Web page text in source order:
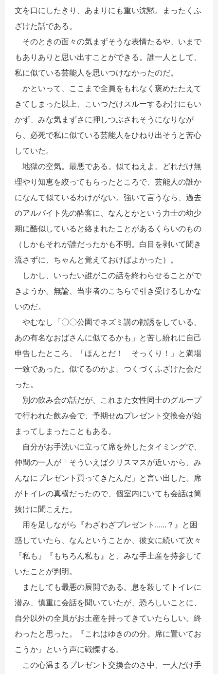
文を口にしたきり、あまりにも重い沈黙。まったくふ
ざけた話である。
そのときの面々の気まずそうな表情たるや、いまで
もありありと思い出すことができる。誰一人として、
私に似ている芸能人を思いつけなかったのだ。
かといって、ここまで全員をもれなく褒めたたえて
きてしまった以上、こいつだけスルーするわけにもい
かず、みな気まずさに押しつぶされそうになりなが
ら、必死で私に似ている芸能人をひねり出そうと苦心
していた。
地獄の空気。最悪である。似てねえよ。どれだけ無
理やり知恵を絞ってもらったところで、芸能人の誰か
になんて似ているわけがない。強いて言うなら、過去
のアルバイト先の酔客に、なんとかという力士の幼少
期に酷似していると絡まれたことがあるくらいのもの
（しかもそれが誰だったかも不明。白目を剥いて聞き
流さずに、ちゃんと覚えておけばよかった）。
しかし、いったい誰がこの話を終わらせることがで
きようか。無論、当事者のこちらで引き受けるしかな
いのだ。
やむなし「〇〇公園でネズミ講の勧誘をしている、
あの有名なおばさんに似てるかも」と苦し紛れに自己
申告したところ、「ほんとだ！ そっくり！」と満場
一致であった。似てるのかよ。つくづくふざけた会だ
った。
別の飲み会の話だが、これまた女性同士のグループ
で行われた飲み会で、予期せぬプレゼント交換会が始
まってしまったこともある。
自分がお手洗いに立って席を外したタイミングで、
仲間の一人が「そういえばクリスマスが近いから、み
んなにプレゼント買ってきたんだ」と言い出した。席
がトイレの真横だったので、個室内にいても会話は筒
抜けに聞こえた。
用を足しながら『わざわざプレゼント......？』と困
惑していたら、なんということか、彼女に続いて次々
『私も』『もちろん私も』と、みな手土産を持参して
いたことが判明。
またしても最悪の展開である。息を殺してトイレに
潜み、慎重に会話を聞いていたが、恐ろしいことに、
自分以外の全員がお土産を持ってきていたらしい。終
わったと思った。『これはゆきのの分。席に置いてお
こうか』という声に戦慄する。
この心温まるプレゼント交換会のさ中、一人だけ手